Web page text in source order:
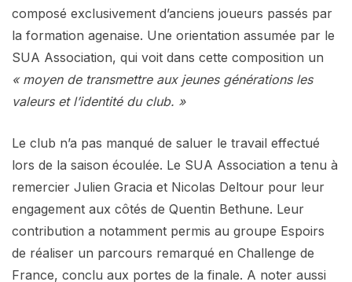
composé exclusivement d’anciens joueurs passés par
la formation agenaise. Une orientation assumée par le
SUA Association, qui voit dans cette composition un
« moyen de transmettre aux jeunes générations les
valeurs et l’identité du club. »
Le club n’a pas manqué de saluer le travail effectué
lors de la saison écoulée. Le SUA Association a tenu à
remercier Julien Gracia et Nicolas Deltour pour leur
engagement aux côtés de Quentin Bethune. Leur
contribution a notamment permis au groupe Espoirs
de réaliser un parcours remarqué en Challenge de
France, conclu aux portes de la finale. A noter aussi